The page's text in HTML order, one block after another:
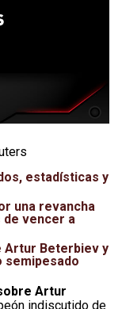
estadísticas y
una revancha
de vencer a
Artur Beterbiev y
semipesado
Artur
indiscutido de